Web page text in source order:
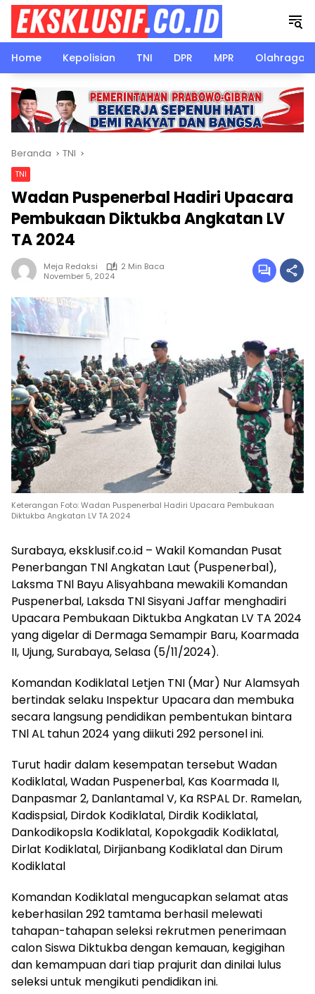
Langsung
konten
Home
Kepolisian TNI DPR MPR Olahraga
Beranda TNI
TNI
Wadan Puspenerbal Hadiri Upacara
Pembukaan Diktukba Angkatan LV
TA 2024
Meja Redaksi
2 Min Baca
November 5, 2024
Keterangan Foto: Wadan Puspenerbal Hadiri Upacara Pembukaan
Diktukba Angkatan LV TA 2024
Surabaya, eksklusif.co.id – Wakil Komandan Pusat
Penerbangan TNl Angkatan Laut (Puspenerbal),
Laksma TNl Bayu Alisyahbana mewakili Komandan
Puspenerbal, Laksda TNl Sisyani Jaffar menghadiri
Upacara Pembukaan Diktukba Angkatan LV TA 2024
yang digelar di Dermaga Semampir Baru, Koarmada
II, Ujung, Surabaya, Selasa (5/11/2024).
Komandan Kodiklatal Letjen TNI (Mar) Nur Alamsyah
bertindak selaku Inspektur Upacara dan membuka
secara langsung pendidikan pembentukan bintara
TNl AL tahun 2024 yang diikuti 292 personel ini.
Turut hadir dalam kesempatan tersebut Wadan
Kodiklatal, Wadan Puspenerbal, Kas Koarmada II,
Danpasmar 2, Danlantamal V, Ka RSPAL Dr. Ramelan,
Kadispsial, Dirdok Kodiklatal, Dirdik Kodiklatal,
Dankodikopsla Kodiklatal, Kopokgadik Kodiklatal,
Dirlat Kodiklatal, Dirjianbang Kodiklatal dan Dirum
Kodiklatal
Komandan Kodiklatal mengucapkan selamat atas
keberhasilan 292 tamtama berhasil melewati
tahapan-tahapan seleksi rekrutmen penerimaan
calon Siswa Diktukba dengan kemauan, kegigihan
dan kemampuan dari tiap prajurit dan dinilai lulus
seleksi untuk mengikuti pendidikan ini.